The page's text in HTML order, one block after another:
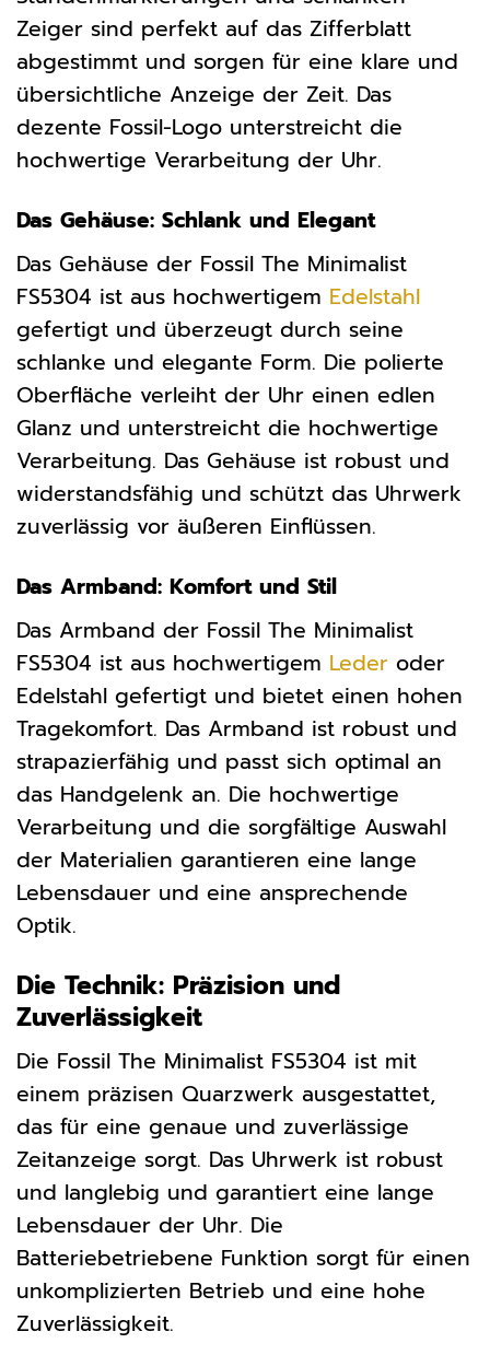
Zeiger sind perfekt auf das Zifferblatt
abgestimmt und sorgen für eine klare und
übersichtliche Anzeige der Zeit. Das
dezente Fossil-Logo unterstreicht die
hochwertige Verarbeitung der Uhr.
Das Gehäuse: Schlank und Elegant
Das Gehäuse der Fossil The Minimalist
FS5304 ist aus hochwertigem Edelstahl
gefertigt und überzeugt durch seine
schlanke und elegante Form. Die polierte
Oberfläche verleiht der Uhr einen edlen
Glanz und unterstreicht die hochwertige
Verarbeitung. Das Gehäuse ist robust und
widerstandsfähig und schützt das Uhrwerk
zuverlässig vor äußeren Einflüssen.
Das Armband: Komfort und Stil
Das Armband der Fossil The Minimalist
FS5304 ist aus hochwertigem Leder oder
Edelstahl gefertigt und bietet einen hohen
Tragekomfort. Das Armband ist robust und
strapazierfähig und passt sich optimal an
das Handgelenk an. Die hochwertige
Verarbeitung und die sorgfältige Auswahl
der Materialien garantieren eine lange
Lebensdauer und eine ansprechende
Optik.
Die Technik: Präzision und
Zuverlässigkeit
Die Fossil The Minimalist FS5304 ist mit
einem präzisen Quarzwerk ausgestattet,
das für eine genaue und zuverlässige
Zeitanzeige sorgt. Das Uhrwerk ist robust
und langlebig und garantiert eine lange
Lebensdauer der Uhr. Die
Batteriebetriebene Funktion sorgt für einen
unkomplizierten Betrieb und eine hohe
Zuverlässigkeit.